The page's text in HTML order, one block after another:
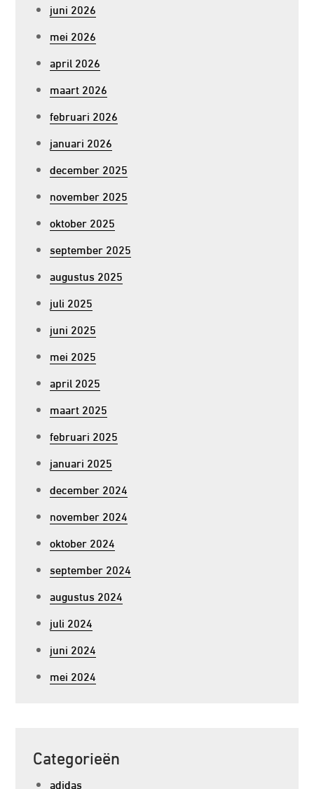
juni 2026
mei 2026
april 2026
maart 2026
februari 2026
januari 2026
december 2025
november 2025
oktober 2025
september 2025
augustus 2025
juli 2025
juni 2025
mei 2025
april 2025
maart 2025
februari 2025
januari 2025
december 2024
november 2024
oktober 2024
september 2024
augustus 2024
juli 2024
juni 2024
mei 2024
Categorieën
adidas